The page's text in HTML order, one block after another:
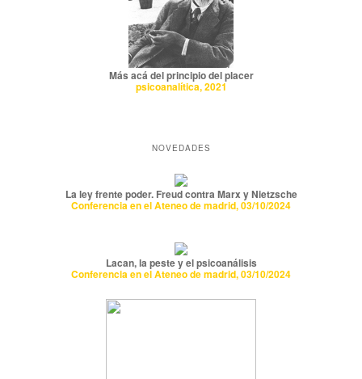
Más acá del principio del placer
psicoanalítica, 2021
NOVEDADES
La ley frente poder. Freud contra Marx y Nietzsche
Conferencia en el Ateneo de madrid, 03/10/2024
Lacan, la peste y el psicoanálisis
Conferencia en el Ateneo de madrid, 03/10/2024